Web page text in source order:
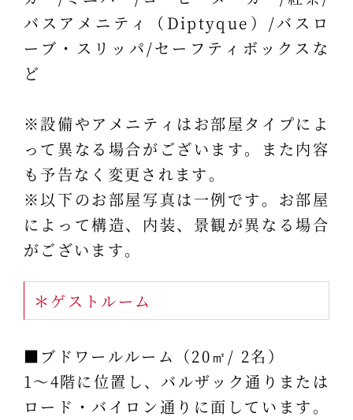
バスアメニティ（Diptyque）/バスロ
ーブ・スリッパ/セーフティボックスな
ど
※設備やアメニティはお部屋タイプによ
って異なる場合がございます。また内容
も予告なく変更されます。
※以下のお部屋写真は一例です。お部屋
によって構造、内装、景観が異なる場合
がございます。
＊ゲストルーム
■ブドワールルーム（20㎡/ 2名）
1～4階に位置し、バルザック通りまたは
ロード・バイロン通りに面しています。